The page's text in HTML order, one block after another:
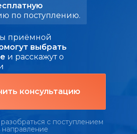
по поступлению.
приёмной
выбрать
и расскажут о
с поступлением
направление
консультацию